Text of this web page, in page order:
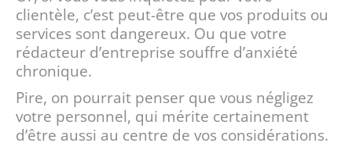
clientèle, c’est peut-être que vos produits ou
services sont dangereux. Ou que votre
rédacteur d’entreprise souffre d’anxiété
chronique.
Pire, on pourrait penser que vous négligez
votre personnel, qui mérite certainement
d’être aussi au centre de vos considérations.